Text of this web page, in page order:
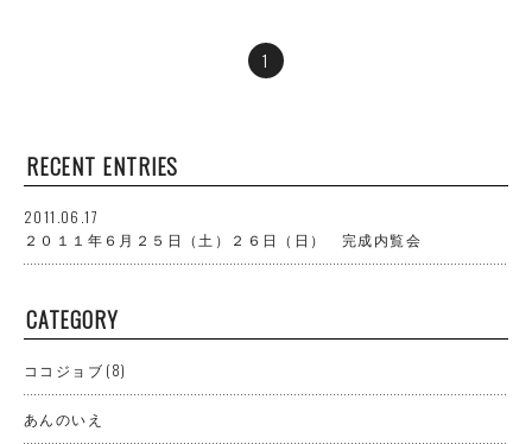
1
RECENT ENTRIES
2011.06.17
２０１１年６月２５日（土）２６日（日） 完成内覧会
CATEGORY
ココジョブ (8)
あんのいえ